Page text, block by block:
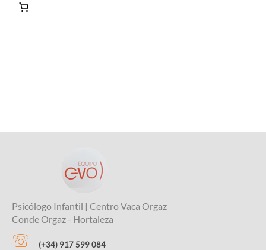
Psicólogo Infantil | Centro Vaca Orgaz
Conde Orgaz - Hortaleza
(+34) 917 599 084